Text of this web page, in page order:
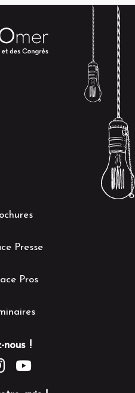
nous !
Presse
Pros